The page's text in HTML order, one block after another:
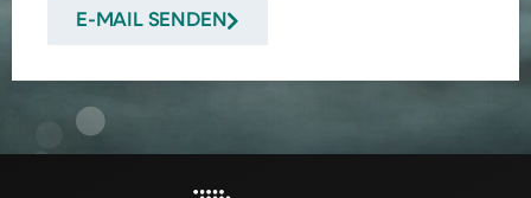
E-MAIL SENDEN